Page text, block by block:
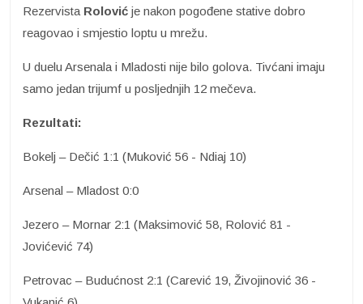
Rezervista Rolović je nakon pogođene stative dobro
reagovao i smjestio loptu u mrežu.
U duelu Arsenala i Mladosti nije bilo golova. Tivćani imaju
samo jedan trijumf u posljednjih 12 mečeva.
Rezultati:
Bokelj – Dečić 1:1 (Muković 56 - Ndiaj 10)
Arsenal – Mladost 0:0
Jezero – Mornar 2:1 (Maksimović 58, Rolović 81 -
Jovićević 74)
Petrovac – Budućnost 2:1 (Carević 19, Živojinović 36 -